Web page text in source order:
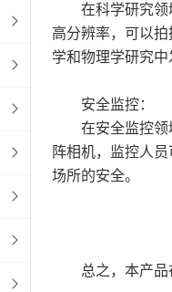
在科学研究领域
高分辨率，可以
学和物理学研究
安全监控：
在安全监控领域
阵相机，监控人
场所的安全。
总之，本产品在